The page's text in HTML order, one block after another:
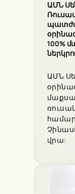
ԱՄՆ
100%
ԱՄՆ
վրա: